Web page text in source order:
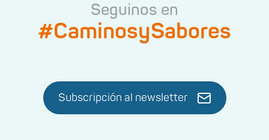
Seguinos en
#CaminosySabores
Subscripción al newsletter